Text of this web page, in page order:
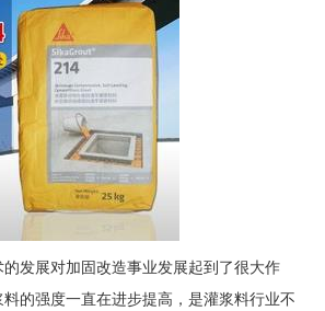
发展对加固改造事业发展起到了很大作
的强度一直在进步提高，是灌浆料行业不